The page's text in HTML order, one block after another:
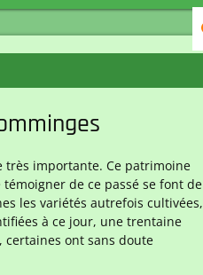
très importante. Ce patrimoine
de ce passé se font de
les variétés autrefois cultivées,
à ce jour, une trentaine
certaines ont sans doute